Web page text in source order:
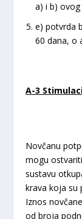
a) i b)
e) potvrda
60 dana, o
A-3
Novčanu
mogu
sustavu
krava koja su
Iznos
od broja